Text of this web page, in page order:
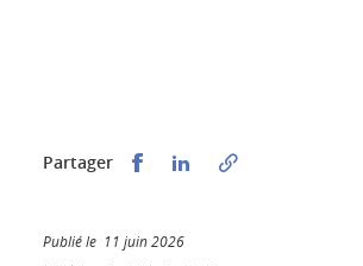
Partager Partager sur Facebook
Partager sur LinkedIn
Publié le 11 juin 2026